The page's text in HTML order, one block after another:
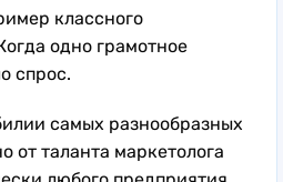
классного
одно грамотное
спрос.
самых разнообразных
от таланта маркетолога